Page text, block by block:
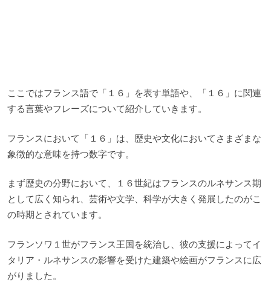
ここではフランス語で「１６」を表す単語や、「１６」に関連
する言葉やフレーズについて紹介していきます。
フランスにおいて「１６」は、歴史や文化においてさまざまな
象徴的な意味を持つ数字です。
まず歴史の分野において、１６世紀はフランスのルネサンス期
として広く知られ、芸術や文学、科学が大きく発展したのがこ
の時期とされています。
フランソワ１世がフランス王国を統治し、彼の支援によってイ
タリア・ルネサンスの影響を受けた建築や絵画がフランスに広
がりました。